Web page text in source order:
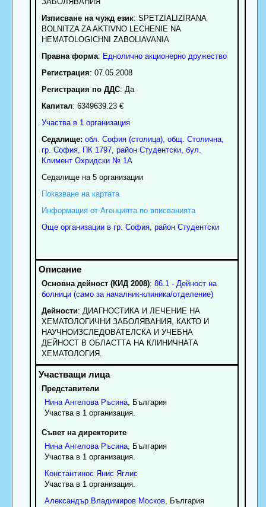
Изписване на чужд език: SPETZIALIZIRANA
BOLNITZA ZA AKTIVNO LECHENIE NA
HEMATOLOGICHNI ZABOLIAVANIA
Правна форма: Еднолично акционерно дружество
Регистрация: 07.05.2008
Регистрация по ДДС: Да
Капитал: 6349639.23 €
Участва в 1 организация
Седалище: обл. София (столица), общ. Столична,
гр. София, ПК 1797, район Студентски, бул.
Климент Охридски № 1А
Седалище на 5 организации
Показване на картата
Информация от Агенцията по вписванията
Още организации в гр. София, район Студентски
Основна дейност (КИД 2008): 86.1 - Дейност на
болници (само за началник-клиника/отделение)
Дейности: ДИАГНОСТИКА И ЛЕЧЕНИЕ НА
ХЕМАТОЛОГИЧНИ ЗАБОЛЯВАНИЯ, КАКТО И
НАУЧНОИЗСЛЕДОВАТЕЛСКА И УЧЕБНА
ДЕЙНОСТ В ОБЛАСТТА НА КЛИНИЧНАТА
ХЕМАТОЛОГИЯ.
Представители
Нина Ангелова Ръсина, България
Участва в 1 организация.
Съвет на директорите
Нина Ангелова Ръсина, България
Участва в 1 организация.
Константинос Янис Яглис
Участва в 1 организация.
Александър Владимиров Москов, България